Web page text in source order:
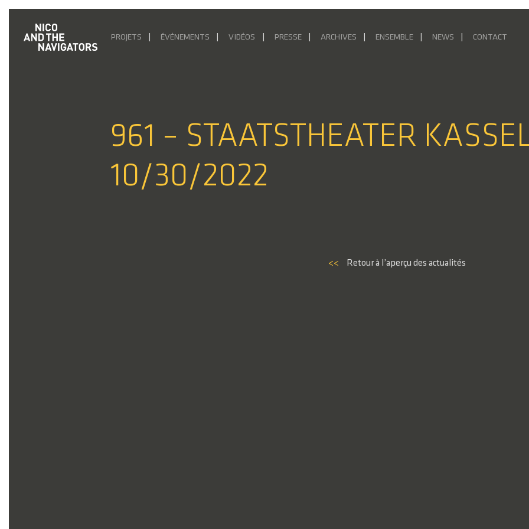
PROJETS ÉVÉNEMENTS VIDÉOS PRESSE ARCHIVES ENSEMBLE NEWS CONTACT
961 – STAATSTHEATER
10/30/2022
<< Retour à l’aperçu des actualités